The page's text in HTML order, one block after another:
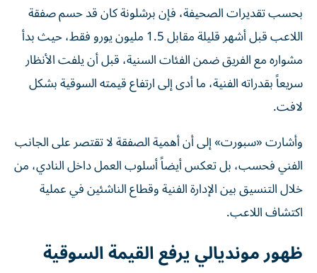
بحسب تقديرات الصحيفة، فإن برشلونة كان قد حسم صفقة
اللاعب قبل أشهر قليلة مقابل 1.5 مليون يورو فقط، حيث بدأ
مشواره مع الفريق ضمن الفئات السنية، قبل أن يلفت الأنظار
سريعاً بقدراته الفنية، ما أدى إلى ارتفاع قيمته السوقية بشكل
لافت.
وأشارت «سبورت» إلى أن أهمية الصفقة لا تقتصر على الجانب
الفني فحسب، بل تعكس أيضاً أسلوب العمل داخل النادي، من
خلال التنسيق بين الإدارة الفنية وقطاع الناشئين في عملية
اكتشاف اللاعب.
ظهور مونديالي يرفع القيمة السوقية